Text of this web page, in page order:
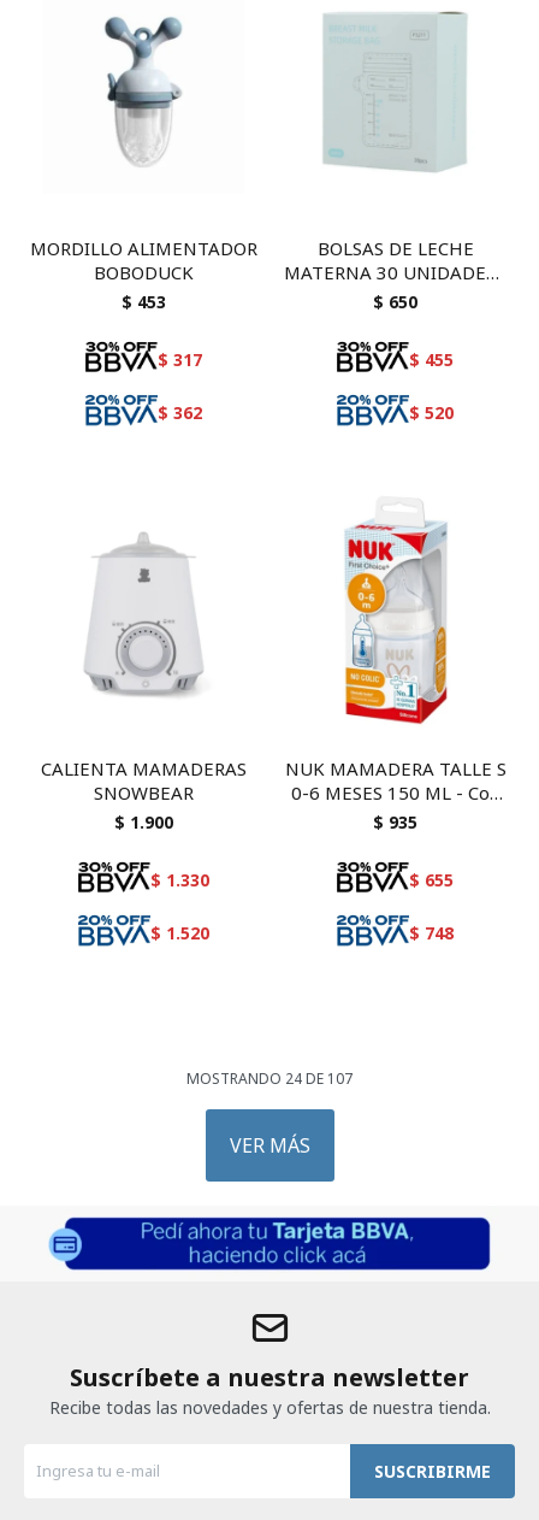
MORDILLO ALIMENTADOR
BOBODUCK
$ 453
$ 317
$ 362
BOLSAS DE LECHE
MATERNA 30 UNIDADES -
boboduck
$ 650
$ 455
$ 520
CALIENTA MAMADERAS
SNOWBEAR
$ 1.900
$ 1.330
$ 1.520
NUK MAMADERA TALLE S
0-6 MESES 150 ML - Con
control de temperatura
$ 935
$ 655
$ 748
MOSTRANDO 24DE 107
VER MÁS
Suscríbete a nuestra newsletter
Recibe todas las novedades y ofertas de nuestra tienda.
SUSCRIBIRME